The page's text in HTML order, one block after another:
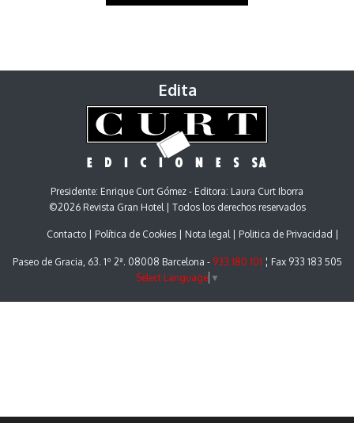
Edita
Presidente: Enrique Curt Gómez - Editora: Laura Curt Iborra
©2026 Revista Gran Hotel | Todos los derechos reservados
Contacto Política de Cookies Nota legal Politica de Privacidad
Paseo de Gracia, 63. 1º 2ª. 08008 Barcelona - 933 180 101 ¦ Fax 933 183 505
Select Language ▼